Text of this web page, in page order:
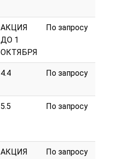
АКЦИЯ
ДО 1
ОКТЯБРЯ
По запросу
4.4 По запросу
5.5 По запросу
АКЦИЯ
По запросу